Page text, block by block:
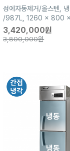
성에자동제거/올스텐,
/987L, 1260 x 800 x
3,420,000원
3,800,000원